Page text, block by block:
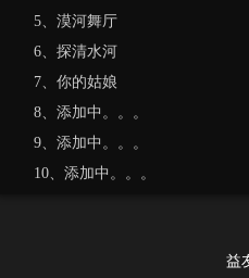
5、漠河舞厅
6、探清水河
7、你的姑娘
8、添加中。。。
9、添加中。。。
10、添加中。。。
益